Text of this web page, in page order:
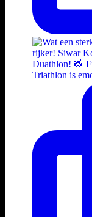
Triathlon is